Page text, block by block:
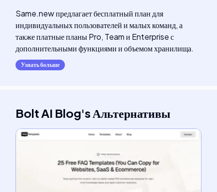
Same.new предлагает бесплатный план для
индивидуальных пользователей и малых команд, а
также платные планы Pro, Team и Enterprise с
дополнительными функциями и объемом хранилища.
Узнать больше
Bolt AI Blog'sАльтернативы